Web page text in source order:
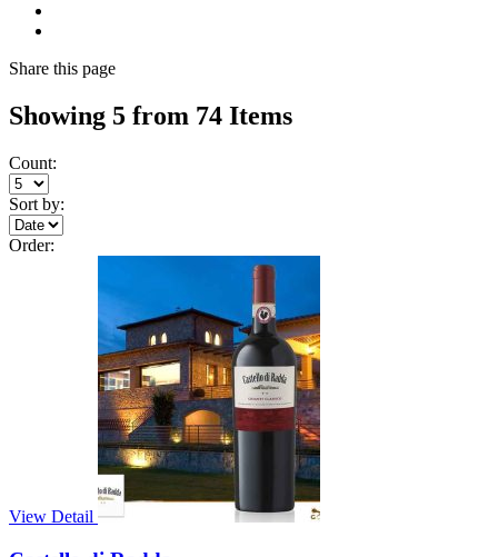
Share this page
Showing 5 from 74 Items
Count:
Sort by:
Order:
View Detail